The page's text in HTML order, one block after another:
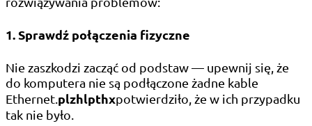
1. Sprawdź połączenia fizyczne
Nie zaszkodzi zacząć od podstaw — upewnij się, że
do komputera nie są podłączone żadne kable
Ethernet. plzhlpthxpotwierdziło, że w ich przypadku
tak nie było.